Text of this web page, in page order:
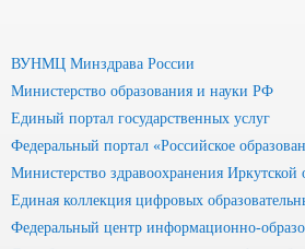
ВУНМЦ Минздрава России
Министерство образования и науки РФ
Единый портал государственных услуг
Федеральный портал «Российское
Министерство здравоохранения Иркутской
Единая коллекция цифровых
Федеральный центр информационно-